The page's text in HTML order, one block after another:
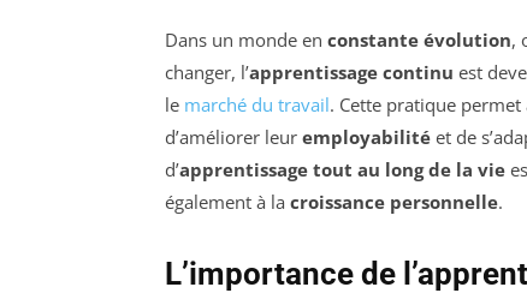
Dans un monde en constante évolution,
changer, l’apprentissage continu est
le marché du travail. Cette pratique
d’améliorer leur employabilité et de
d’apprentissage tout au long de la vie
également à la croissance personnelle.
L’importance de